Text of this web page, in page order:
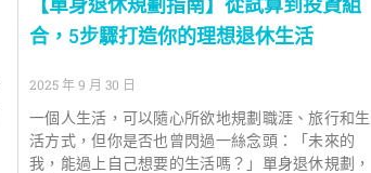
【單身退休規劃指南】從試算到投資組
合，5步驟打造你的理想退休生活
2025 年 9 月 30 日
一個人生活，可以隨心所欲地規劃職涯、旅行和生
活方式，但你是否也曾閃過一絲念頭：「未來的
我，能過上自己想要的生活嗎？」單身退休規劃，